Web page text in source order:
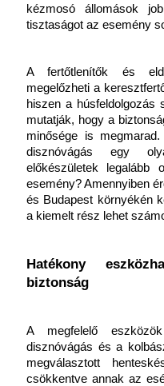
kézmosó állomások
tisztaságot az esemény
A fertőtlenítők és
megelőzheti a
hiszen a húsfeldolgozás
mutatják, hogy a
minősége is
disznóvágás egy
előkészületek legalább
esemény? Amennyiben
és Budapest környékén
a kiemelt rész lehet
Hatékony
biztonság
A megfelelő
disznóvágás és a
megválasztott
csökkentve annak az